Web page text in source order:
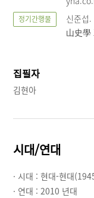
정기간행물
신준섭
山史學
집필자
김현아
시대/연대
· 시대 :현대-현대
· 연대 :2010 년대